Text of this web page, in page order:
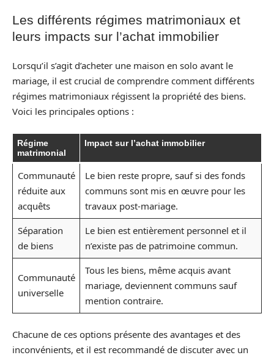
Les différents régimes matrimoniaux et
leurs impacts sur l’achat immobilier
Lorsqu’il s’agit d’acheter une maison en solo avant le
mariage, il est crucial de comprendre comment différents
régimes matrimoniaux régissent la propriété des biens.
Voici les principales options :
Régime
matrimonial
Impact sur l’achat immobilier
Communauté
réduite aux
acquêts
Le bien reste propre, sauf si des fonds
communs sont mis en œuvre pour les
travaux post-mariage.
Séparation
de biens
Le bien est entièrement personnel et il
n’existe pas de patrimoine commun.
Communauté
universelle
Tous les biens, même acquis avant
mariage, deviennent communs sauf
mention contraire.
Chacune de ces options présente des avantages et des
inconvénients, et il est recommandé de discuter avec un